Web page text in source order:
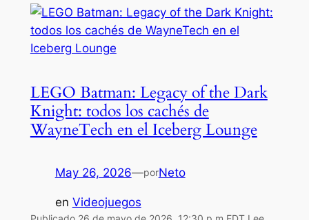
LEGO Batman: Legacy of the Dark
Knight: todos los cachés de
WayneTech en el Iceberg Lounge
May 26, 2026—porNeto
en Videojuegos